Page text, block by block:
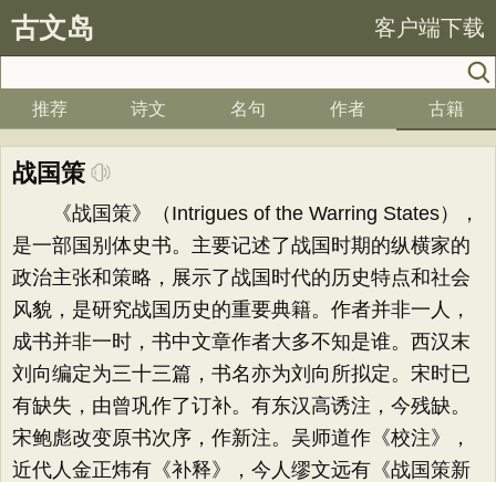
古文岛 客户端下载
推荐 诗文 名句 作者 古籍
战国策
《战国策》（Intrigues of the Warring States），
是一部国别体史书。主要记述了战国时期的纵横家的
政治主张和策略，展示了战国时代的历史特点和社会
风貌，是研究战国历史的重要典籍。作者并非一人，
成书并非一时，书中文章作者大多不知是谁。西汉末
刘向编定为三十三篇，书名亦为刘向所拟定。宋时已
有缺失，由曾巩作了订补。有东汉高诱注，今残缺。
宋鲍彪改变原书次序，作新注。吴师道作《校注》，
近代人金正炜有《补释》，今人缪文远有《战国策新